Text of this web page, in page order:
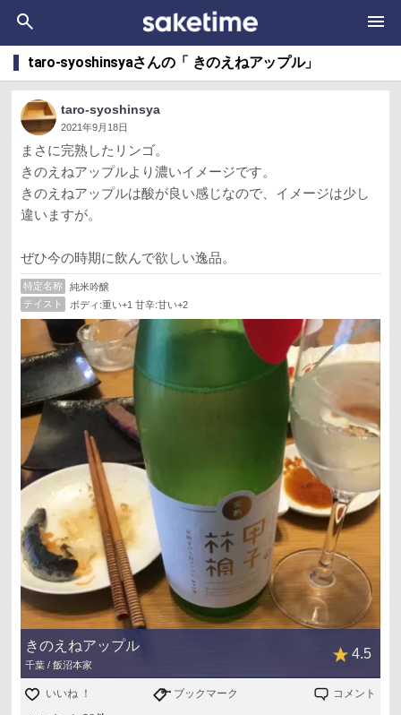
taro-syoshinsyaさんの「 きのえねアップル」
taro-syoshinsya
2021年9月18日
まさに完熟したリンゴ。
きのえねアップルより濃いイメージです。
きのえねアップルは酸が良い感じなので、イメージは少し
違いますが。
ぜひ今の時期に飲んで欲しい逸品。
特定名称
純米吟醸
テイスト
ボディ:重い+1 甘辛:甘い+2
きのえねアップル
千葉 / 飯沼本家
4.5
いいね ！ ブックマーク コメント